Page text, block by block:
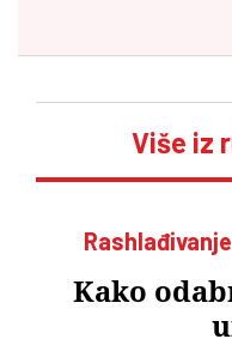
Više iz
Kako